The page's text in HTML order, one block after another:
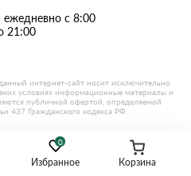
0
Избранное Корзина
с 8:00
21:00